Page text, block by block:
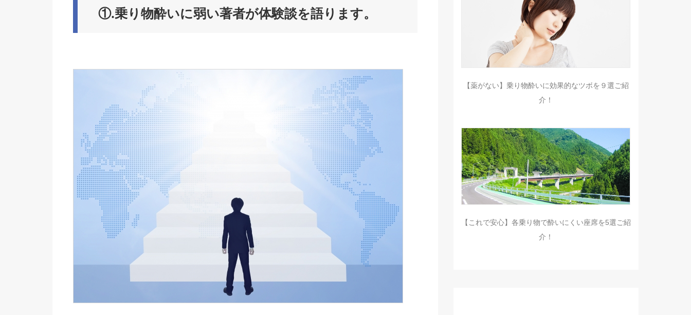
①.乗り物酔いに弱い著者が体験談を語ります。
【薬がない】乗り物酔いに効果的なツボを９選ご紹
介！
【これで安心】各乗り物で酔いにくい座席を5選ご紹
介！